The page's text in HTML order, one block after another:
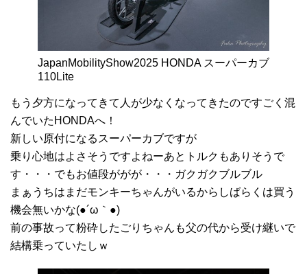
JapanMobilityShow2025 HONDA スーパーカブ
110Lite
もう夕方になってきて人が少なくなってきたのですごく混
んでいたHONDAへ！
新しい原付になるスーパーカブですが
乗り心地はよさそうですよねーあとトルクもありそうで
す・・・でもお値段ががが・・・ガクガクブルブル
まぁうちはまだモンキーちゃんがいるからしばらくは買う
機会無いかな(●´ω｀●)
前の事故って粉砕したごりちゃんも父の代から受け継いで
結構乗っていたしｗ